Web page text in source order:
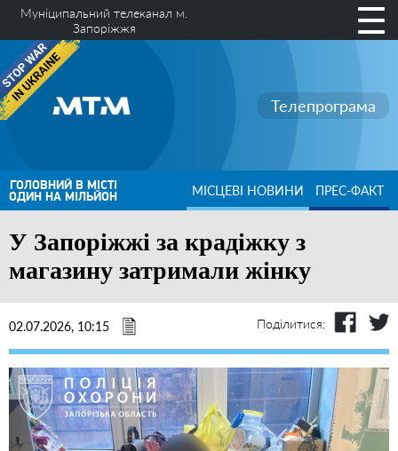
Муніципальний телеканал м.
Запоріжжя
Телепрограма
ГОЛОВНИЙ В МІСТІ
ОДИН НА МІЛЬЙОН МІСЦЕВІ НОВИНИ ПРЕС-ФАКТ
У Запоріжжі за крадіжку з
магазину затримали жінку
02.07.2026, 10:15 Поділитися: